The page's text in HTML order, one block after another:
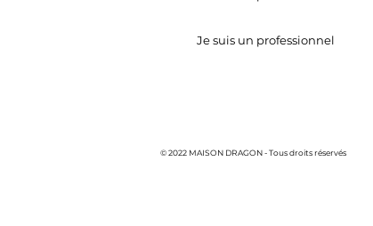
Je suis un professionnel
© 2022 MAISON DRAGON - Tous droits réservés